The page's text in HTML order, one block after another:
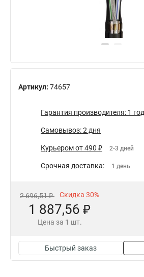
Артикул: 74657
Гарантия производителя: 1 год
Самовывоз: 2 дня
Курьером от 490 ₽ 2-3 дней
Срочная доставка: 1 день
2 696,51 ₽ Скидка 30%
1 887,56 ₽
Цена за 1 шт.
Быстрый заказ